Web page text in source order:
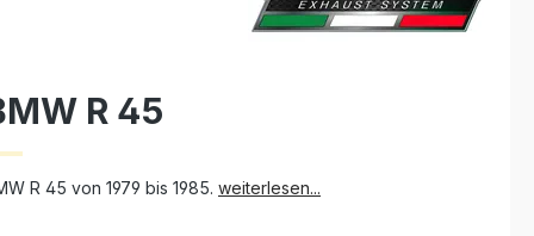
R 45
R 45 von 1979 bis 1985. weiterlesen...